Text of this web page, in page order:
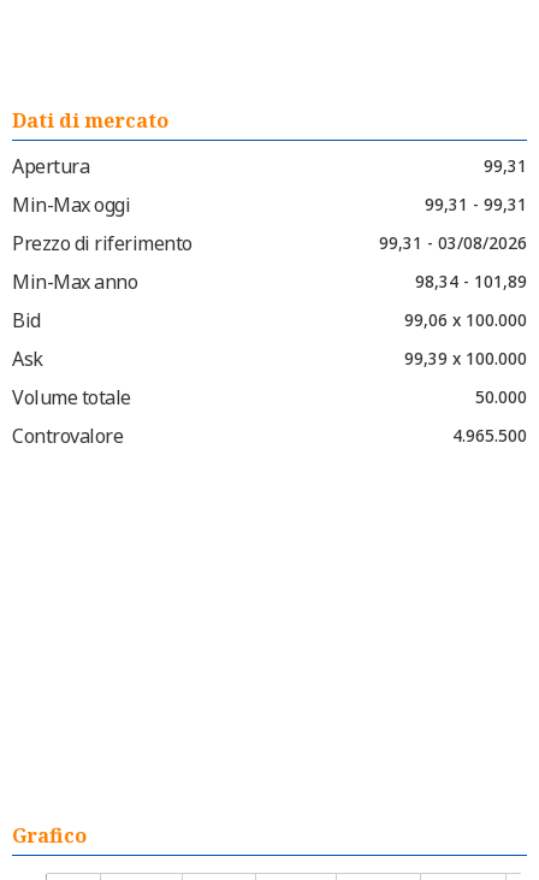
Dati di mercato
Apertura
99,31
Min-Max oggi 99,31 - 99,31
Prezzo di riferimento 99,31 - 03/08/2026
Min-Max anno 98,34 - 101,89
Bid 99,06 x 100.000
Ask 99,39 x 100.000
Volume totale 50.000
Controvalore 4.965.500
Grafico